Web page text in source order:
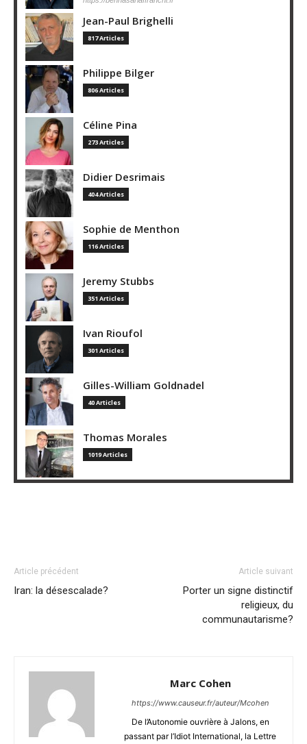
Jean-Paul Brighelli
817 Articles
Philippe Bilger
806 Articles
Céline Pina
273 Articles
Didier Desrimais
404 Articles
Sophie de Menthon
116 Articles
Jeremy Stubbs
351 Articles
Ivan Rioufol
301 Articles
Gilles-William Goldnadel
40 Articles
Thomas Morales
1019 Articles
Article précédent
Iran: la désescalade?
Article suivant
Porter un signe distinctif
religieux, du
communautarisme?
Marc Cohen
https://www.causeur.fr/auteur/Mcohen
De l’Autonomie ouvrière à Jalons, en
passant par l’Idiot International, la Lettre